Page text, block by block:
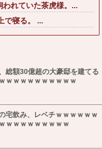
れていた茶虎様。...
で寝る。 ...
総額30億超の大豪邸を建てる
ｗｗｗｗｗｗｗｗｗｗ
宅飲み、レベチｗｗｗｗｗｗ
ｗｗｗｗｗｗｗｗｗ